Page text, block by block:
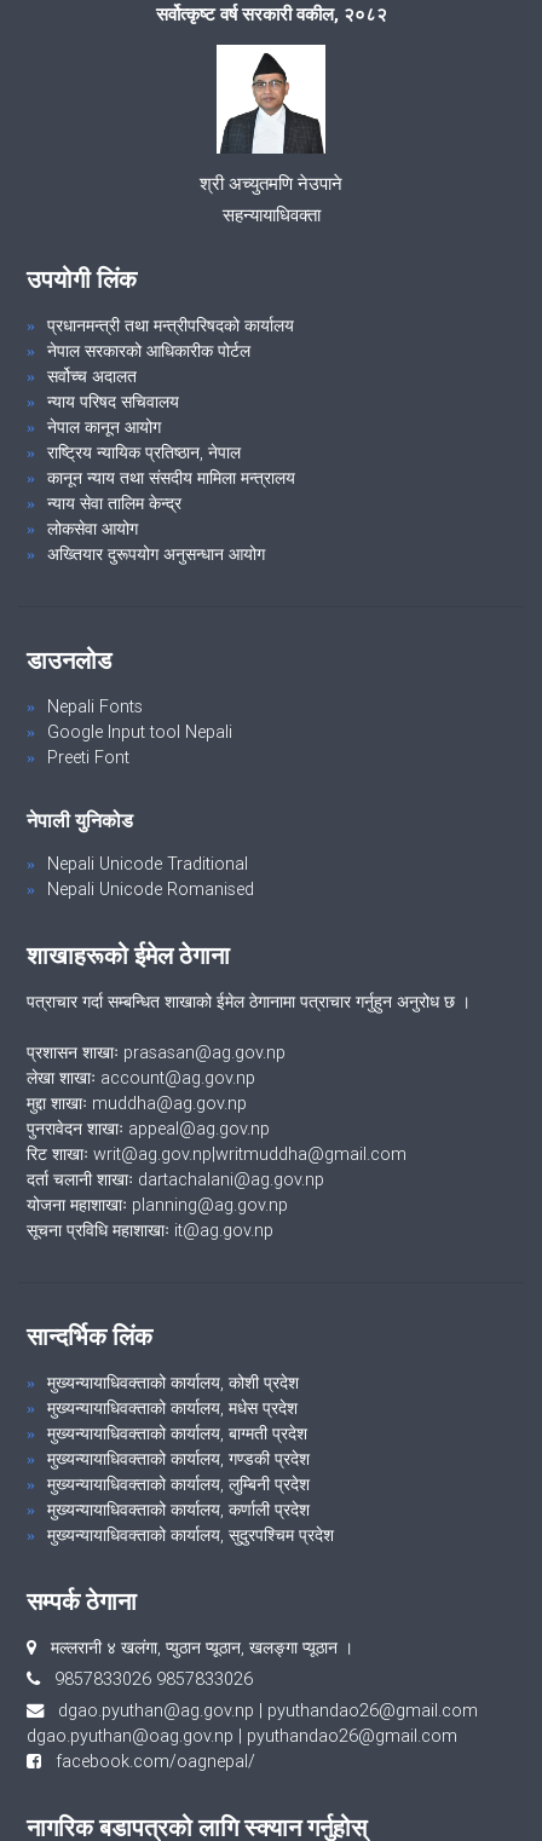
सरकारी वकील बिध्यार्थि सम्बाद कार्यक्रम समपन्न्
सरकारी वकील बिध्यार्थि सम्बाद कार्यक्रम समपन्न्
सरकारी वकील बिध्यार्थि सम्बाद कार्यक्रम समपन्न्
सर्वोत्कृष्ट वर्ष सरकारी वकील, २०८२
श्री अच्युतमणि नेउपाने
सहन्यायाधिवक्ता
उपयोगी लिंक
प्रधानमन्त्री तथा मन्त्रीपरिषदको कार्यालय
नेपाल सरकारको आधिकारीक पोर्टल
सर्वोच्च अदालत
न्याय परिषद सचिवालय
नेपाल कानून आयोग
राष्ट्रिय न्यायिक प्रतिष्ठान, नेपाल
कानून न्याय तथा संसदीय मामिला मन्त्रालय
न्याय सेवा तालिम केन्द्र
लोकसेवा आयोग
अख्तियार दुरूपयोग अनुसन्धान आयोग
डाउनलोड
Nepali Fonts
Google Input tool Nepali
Preeti Font
नेपाली युनिकोड
Nepali Unicode Traditional
Nepali Unicode Romanised
शाखाहरूको ईमेल ठेगाना
पत्राचार गर्दा सम्बन्धित शाखाको ईमेल ठेगानामा पत्राचार गर्नुहुन अनुरोध छ ।
प्रशासन शाखाः prasasan@ag.gov.np
लेखा शाखाः account@ag.gov.np
मुद्दा शाखाः muddha@ag.gov.np
पुनरावेदन शाखाः appeal@ag.gov.np
रिट शाखाः writ@ag.gov.np|writmuddha@gmail.com
दर्ता चलानी शाखाः dartachalani@ag.gov.np
योजना महाशाखाः planning@ag.gov.np
सूचना प्रविधि महाशाखाः it@ag.gov.np
सान्दर्भिक लिंक
मुख्यन्यायाधिवक्ताको कार्यालय, कोशी प्रदेश
मुख्यन्यायाधिवक्ताको कार्यालय, मधेस प्रदेश
मुख्यन्यायाधिवक्ताको कार्यालय, बाग्मती प्रदेश
मुख्यन्यायाधिवक्ताको कार्यालय, गण्डकी प्रदेश
मुख्यन्यायाधिवक्ताको कार्यालय, लुम्बिनी प्रदेश
मुख्यन्यायाधिवक्ताको कार्यालय, कर्णाली प्रदेश
मुख्यन्यायाधिवक्ताको कार्यालय, सुदुरपश्चिम प्रदेश
सम्पर्क ठेगाना
मल्लरानी ४ खलंगा, प्युठान प्यूठान, खलङ्गा प्यूठान ।
9857833026 9857833026
dgao.pyuthan@ag.gov.np | pyuthandao26@gmail.com
dgao.pyuthan@oag.gov.np | pyuthandao26@gmail.com
facebook.com/oagnepal/
नागरिक बडापत्रको लागि स्क्यान गर्नुहोस्